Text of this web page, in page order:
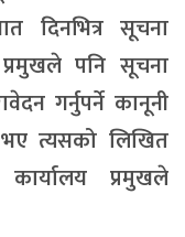
दिनभित्र सूचना
पनि सूचना
गर्नुपर्ने कानूनी
त्यसको लिखित
प्रमुखले